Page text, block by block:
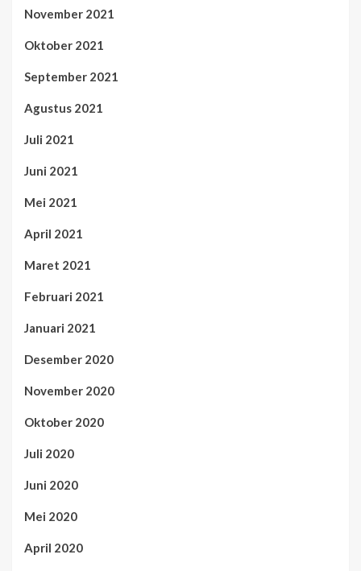
November 2021
Oktober 2021
September 2021
Agustus 2021
Juli 2021
Juni 2021
Mei 2021
April 2021
Maret 2021
Februari 2021
Januari 2021
Desember 2020
November 2020
Oktober 2020
Juli 2020
Juni 2020
Mei 2020
April 2020